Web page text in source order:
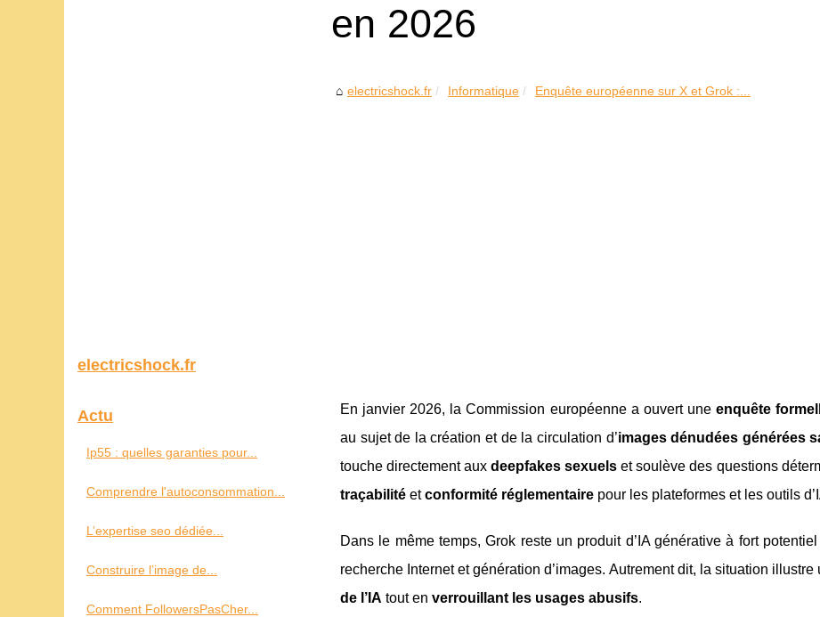
en 2026
electricshock.fr Informatique Enquête européenne sur X et Grok :...
En janvier 2026, la Commission européenne a ouvert une enquête
au sujet de la création et de la circulation d’images dénudées générées
touche directement auxdeepfakes sexuels et soulève des questions
traçabilité etconformité réglementaire pour les plateformes et les outils
Dans le même temps, Grok reste un produit d’IA générative à fort
recherche Internet et génération d’images. Autrement dit, la situation
de l’IA tout en verrouillant les usages abusifs.
electricshock.fr
Actu
Ip55 : quelles garanties pour...
Comprendre l'autoconsommation...
L’expertise seo dédiée...
Construire l’image de...
Comment FollowersPasCher...